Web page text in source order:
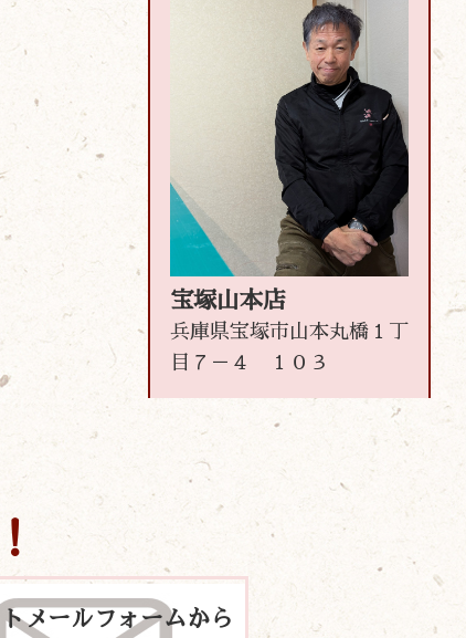
宝塚山本店
兵庫県宝塚市山本丸橋１丁
目７－４ １０３
メールフォームから